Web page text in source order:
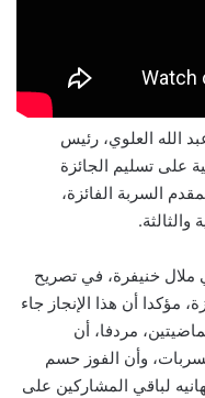
الله العلوي، رئيس
على تسليم الجائزة
السربة الفائزة،
والثالثة.
ملال خنيفرة، في تصريح
مؤكدا أن هذا الإنجاز جاء
مردفا، أن
وأن الفوز حسم
لباقي المشاركين على